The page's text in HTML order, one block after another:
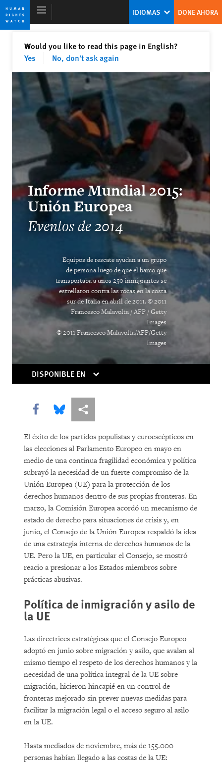
Skip
to
cookie
privacy
Skip
to
main
content
Informe Mundial 2015
El falso consuelo de la tiranía
Kenneth Roth
Ex director ejecutivo
Internet en la encrucijada
COMPRAR
IDIOMAS DONE AHORA
Would you like to read this page in English?
Yes
No, don't ask again
✕Cerrar
Informe Mundial 2015:
Unión Europea
Eventos de 2014
Equipos de rescate ayudan a un grupo
de persona luego de que el barco que
transportaba a unos 250 inmigrantes se
estrellaron contra las rocas en la costa
sur de Italia en abril de 2011. © 2011
Francesco Malavolta / AFP / Getty
Images
© 2011 Francesco Malavolta/AFP/Getty
Images
DISPONIBLE EN
Share this via Facebook
Share this via Bluesky
Share this via Compartir
El éxito de los partidos populistas y euroescépticos en
las elecciones al Parlamento Europeo en mayo en
medio de una continua fragilidad económica y política
subrayó la necesidad de un fuerte compromiso de la
Unión Europea (UE) para la protección de los
derechos humanos dentro de sus propias fronteras. En
marzo, la Comisión Europea acordó un mecanismo de
estado de derecho para situaciones de crisis y, en
junio, el Consejo de la Unión Europea respaldó la idea
de una estrategia interna de derechos humanos de la
UE. Pero la UE, en particular el Consejo, se mostró
reacio a presionar a los Estados miembros sobre
prácticas abusivas.
Política de inmigración y asilo de
la UE
Las directrices estratégicas que el Consejo Europeo
adoptó en junio sobre migración y asilo, que avalan al
mismo tiempo el respeto de los derechos humanos y la
necesidad de una política integral de la UE sobre
migración, hicieron hincapié en un control de
fronteras mejorado sin prever nuevas medidas para
facilitar la migración legal o el acceso seguro al asilo
en la UE.
Hasta mediados de noviembre, más de 155.000
personas habían llegado a las costas de la UE: